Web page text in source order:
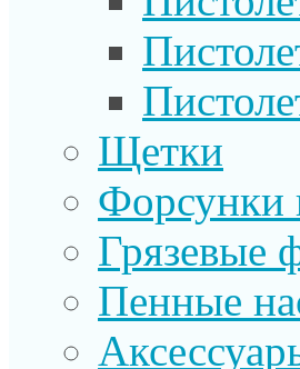
Щетки
Форсунки
Грязевые
Пенные